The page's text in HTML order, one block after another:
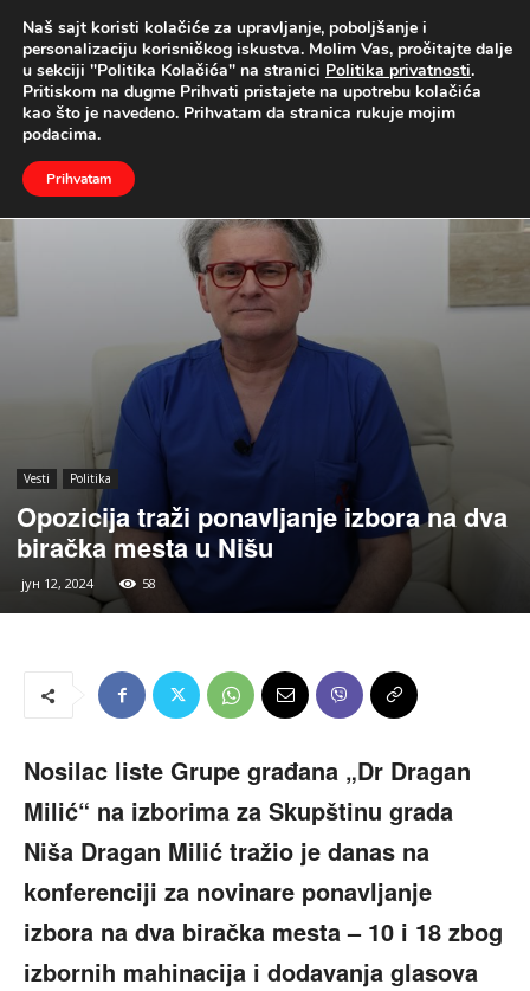
UŽIVO
Naslovna Vesti Politika
Vesti Politika
Opozicija traži ponavljanje izbora na dva
biračka mesta u Nišu
јун 12, 2024 58
Nosilac liste Grupe građana „Dr Dragan
Milić“ na izborima za Skupštinu grada
Niša Dragan Milić tražio je danas na
konferenciji za novinare ponavljanje
izbora na dva biračka mesta – 10 i 18 zbog
izbornih mahinacija i dodavanja glasova
Naš sajt koristi kolačiće za upravljanje, poboljšanje i
personalizaciju korisničkog iskustva. Molim Vas, pročitajte dalje
u sekciji "Politika Kolačića" na stranici Politika privatnosti.
Pritiskom na dugme Prihvati pristajete na upotrebu kolačića
kao što je navedeno. Prihvatam da stranica rukuje mojim
podacima.
Prihvatam